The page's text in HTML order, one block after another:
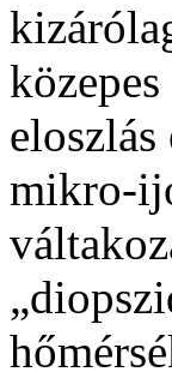
mikro-